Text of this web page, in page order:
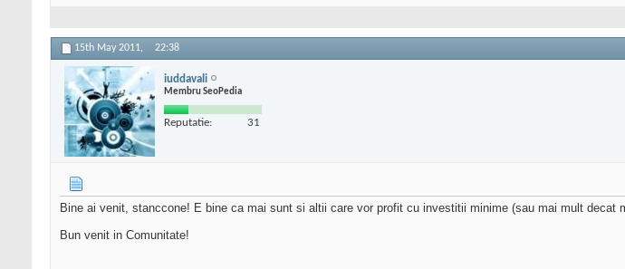
15th May 2011, 22:38
iuddavali
Membru SeoPedia
Reputatie: 31
Bine ai venit, stanccone! E bine ca mai sunt si altii care vor profit cu investitii minime (sau mai mult decat
Bun venit in Comunitate!